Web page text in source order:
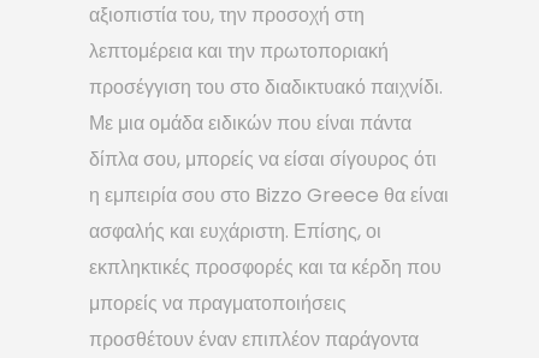
αξιοπιστία του, την προσοχή στη
λεπτομέρεια και την πρωτοποριακή
προσέγγιση του στο διαδικτυακό παιχνίδι.
Με μια ομάδα ειδικών που είναι πάντα
δίπλα σου, μπορείς να είσαι σίγουρος ότι
η εμπειρία σου στο Bizzo Greece θα είναι
ασφαλής και ευχάριστη. Επίσης, οι
εκπληκτικές προσφορές και τα κέρδη που
μπορείς να πραγματοποιήσεις
προσθέτουν έναν επιπλέον παράγοντα